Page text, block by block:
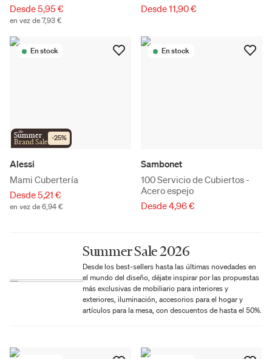
Desde 5,95 €
en vez de 7,93 €
Desde 11,90 €
En stock
the
Summer
Brand Sale -25%
Alessi
Mami Cubertería
Desde 5,21 €
en vez de 6,94 €
En stock
Sambonet
100 Servicio de Cubiertos -
Acero espejo
Desde 4,96 €
Summer Sale 2026
Desde los best-sellers hasta las últimas novedades en
el mundo del diseño, déjate inspirar por las propuestas
más exclusivas de mobiliario para interiores y
exteriores, iluminación, accesorios para el hogar y
artículos para la mesa, con descuentos de hasta el 50%.